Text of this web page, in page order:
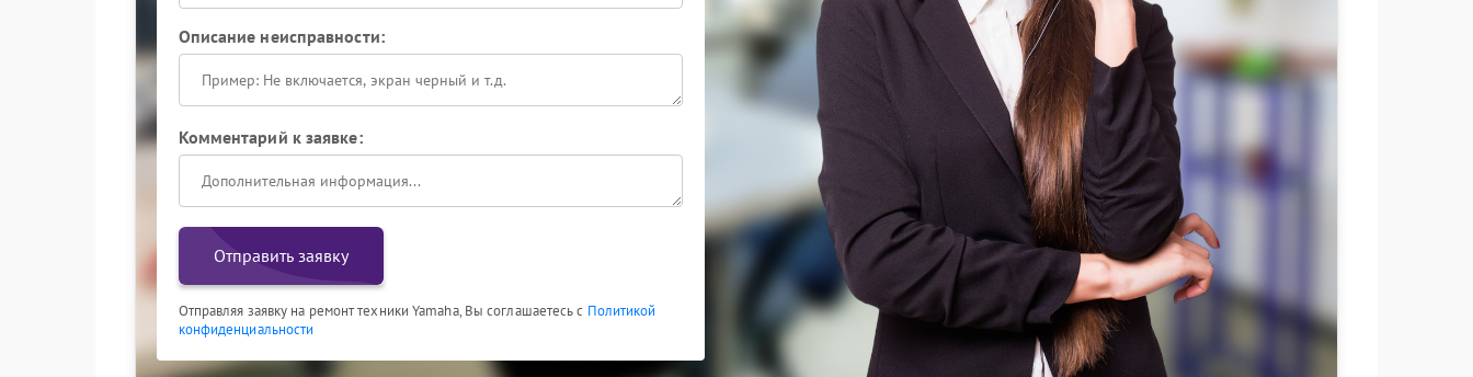
Описание неисправности:
Комментарий к заявке:
Отправить заявку
Отправляя заявку на ремонт техники Yamaha, Вы соглашаетесь с Политикой
конфиденциальности